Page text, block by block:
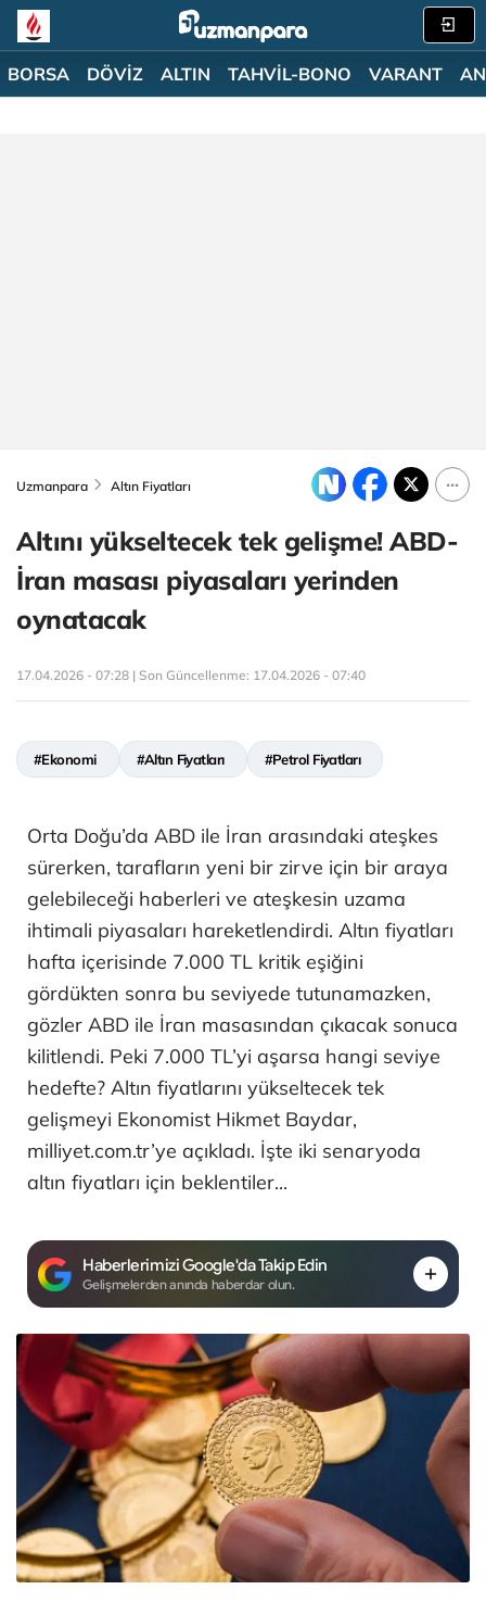
BORSA DÖVİZ ALTIN TAHVİL-BONO VARANT
Uzmanpara Altın Fiyatları
Altını yükseltecek tek gelişme! ABD-
İran masası piyasaları yerinden
oynatacak
17.04.2026 - 07:28 | Son Güncellenme: 17.04.2026 - 07:40
#Ekonomi #Altın Fiyatları #Petrol Fiyatları
Orta Doğu’da ABD ile İran arasındaki ateşkes
sürerken, tarafların yeni bir zirve için bir araya
gelebileceği haberleri ve ateşkesin uzama
ihtimali piyasaları hareketlendirdi. Altın fiyatları
hafta içerisinde 7.000 TL kritik eşiğini
gördükten sonra bu seviyede tutunamazken,
gözler ABD ile İran masasından çıkacak sonuca
kilitlendi. Peki 7.000 TL’yi aşarsa hangi seviye
hedefte? Altın fiyatlarını yükseltecek tek
gelişmeyi Ekonomist Hikmet Baydar,
milliyet.com.tr’ye açıkladı. İşte iki senaryoda
altın fiyatları için beklentiler...
Haberlerimizi Google'da Takip Edin
Gelişmelerden anında haberdar olun.